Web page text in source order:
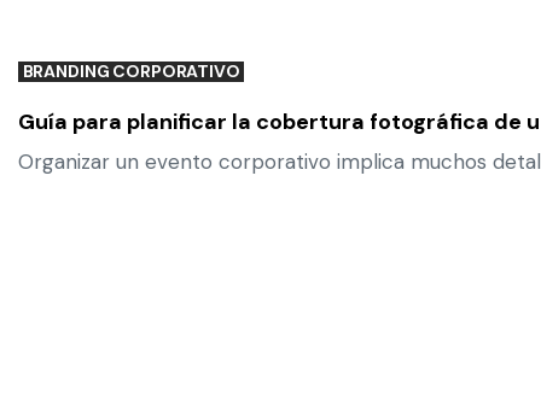
BRANDING CORPORATIVO
Guía para planificar la cobertura fotográfica de
Organizar un evento corporativo implica muchos